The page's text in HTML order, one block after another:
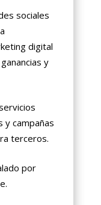
sociales
digital
y
campañas
terceros.
por